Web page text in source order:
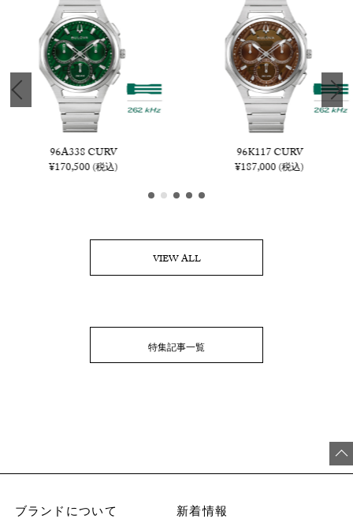
96A338 CURV
¥170,500(税込)
96K117 CURV
¥187,000(税込)
VIEW ALL
特集記事一覧
ブランドについて 新着情報